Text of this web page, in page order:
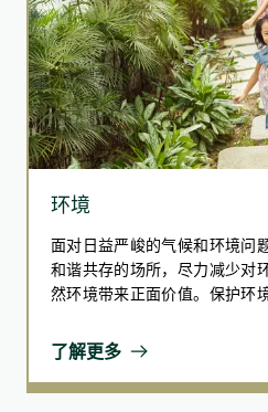
院舍主管关爱领袖培训
松龄参与由香港老年学会举
训计划，旨在加强在康健护
技巧及领导能力，以提升院
护和工作文化，从而提供优
培训计划分两个阶段进行：
安老院舍内实习推行优质服
实践的紧密结合，确保管理
质的提升。
我们于大埔元洲仔自然环境保护
参与的员工透过沉浸式体验，不
更深入认识历史建筑的保育价值
识。此外，参与者亦认识了园艺
艺工作，将技巧应用于不同季节
环境
面对日益严峻的气候和环境问
和谐共存的场所，尽力减少对
然环境带来正面价值。保护环
肩负环境责任的承诺。我们展
的世界，因而积极努力在整个
高能源效率、推动循环经济模
了解更多